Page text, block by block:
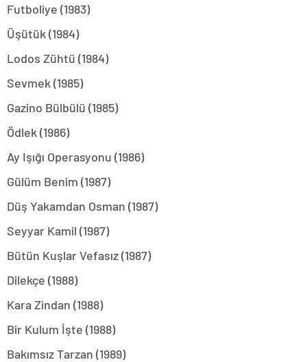
Futboliye (1983)
Üşütük (1984)
Lodos Zühtü (1984)
Sevmek (1985)
Gazino Bülbülü (1985)
Ödlek (1986)
Ay Işığı Operasyonu (1986)
Gülüm Benim (1987)
Düş Yakamdan Osman (1987)
Seyyar Kamil (1987)
Bütün Kuşlar Vefasız (1987)
Dilekçe (1988)
Kara Zindan (1988)
Bir Kulum İşte (1988)
Bakımsız Tarzan (1989)